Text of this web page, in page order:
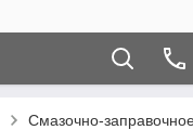
Смазочно-